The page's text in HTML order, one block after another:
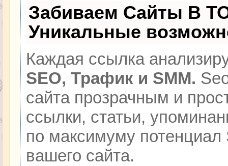
Забиваем Сайты В
Уникальные
Каждая ссылка
SEO, Трафик и SMM.
сайта прозрачным и
ссылки, статьи,
по максимуму
вашего сайта.